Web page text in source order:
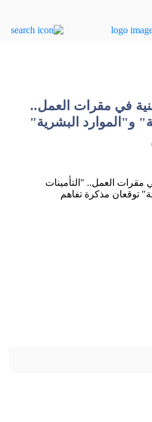
في مقرات العمل..
و"الموارد البشرية"